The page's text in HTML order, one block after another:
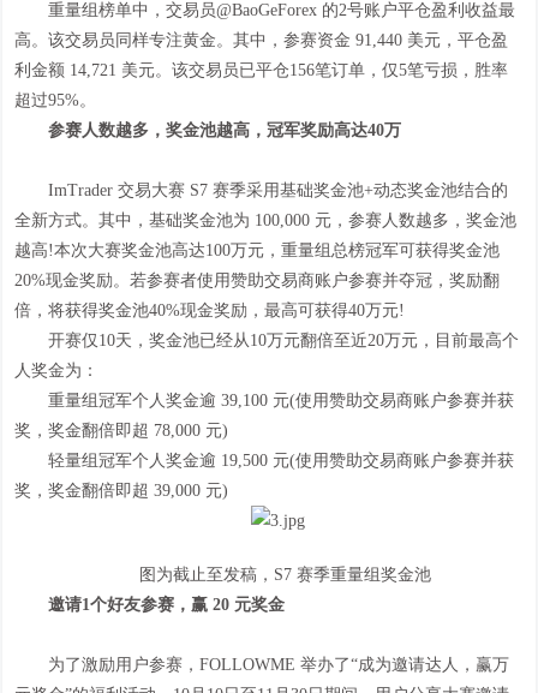
重量组榜单中，交易员@BaoGeForex 的2号账户平仓盈利收益最
高。该交易员同样专注黄金。其中，参赛资金 91,440 美元，平仓盈
利金额 14,721 美元。该交易员已平仓156笔订单，仅5笔亏损，胜率
超过95%。
参赛人数越多，奖金池越高，冠军奖励高达40万
ImTrader 交易大赛 S7 赛季采用基础奖金池+动态奖金池结合的
全新方式。其中，基础奖金池为 100,000 元，参赛人数越多，奖金池
越高!本次大赛奖金池高达100万元，重量组总榜冠军可获得奖金池
20%现金奖励。若参赛者使用赞助交易商账户参赛并夺冠，奖励翻
倍，将获得奖金池40%现金奖励，最高可获得40万元!
开赛仅10天，奖金池已经从10万元翻倍至近20万元，目前最高个
人奖金为：
重量组冠军个人奖金逾 39,100 元(使用赞助交易商账户参赛并获
奖，奖金翻倍即超 78,000 元)
轻量组冠军个人奖金逾 19,500 元(使用赞助交易商账户参赛并获
奖，奖金翻倍即超 39,000 元)
图为截止至发稿，S7 赛季重量组奖金池
邀请1个好友参赛，赢 20 元奖金
为了激励用户参赛，FOLLOWME 举办了“成为邀请达人，赢万